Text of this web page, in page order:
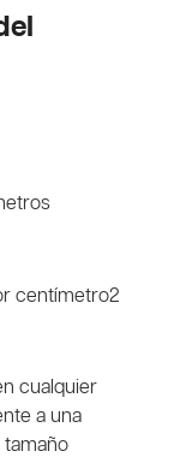
centímetro2
cualquier
a una
tamaño